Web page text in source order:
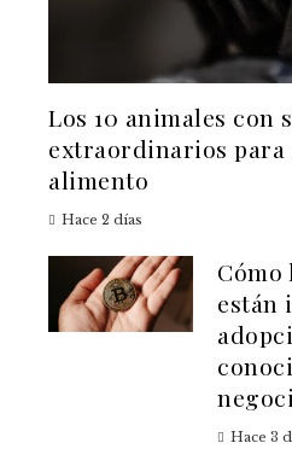
Los 10 animales con
extraordinarios
alimento
Hace 2 días
Cómo
están
Hace 3